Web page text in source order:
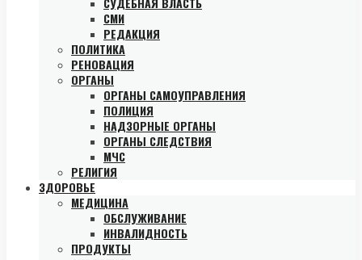
СМИ
РЕДАКЦИЯ
ПОЛИТИКА
РЕНОВАЦИЯ
ОРГАНЫ
ОРГАНЫ САМОУПРАВЛЕНИЯ
ПОЛИЦИЯ
НАДЗОРНЫЕ ОРГАНЫ
ОРГАНЫ СЛЕДСТВИЯ
МЧС
РЕЛИГИЯ
ЗДОРОВЬЕ
МЕДИЦИНА
ОБСЛУЖИВАНИЕ
ИНВАЛИДНОСТЬ
ПРОДУКТЫ